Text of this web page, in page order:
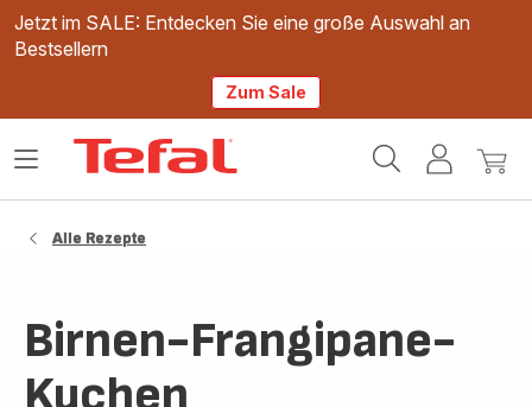
Jetzt im SALE: Entdecken Sie eine große Auswahl an
Bestsellern
Zum Sale
Mein
Mein
Das
Alle Rezepte
Birnen-Frangipane-